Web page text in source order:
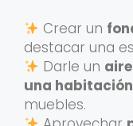
Crear un
destacar una
Darle un
una habitación
muebles.